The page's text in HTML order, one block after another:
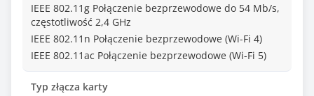
IEEE 802.11g Połączenie bezprzewodowe do 54 Mb/s,
częstotliwość 2,4 GHz
IEEE 802.11n Połączenie bezprzewodowe (Wi-Fi 4)
IEEE 802.11ac Połączenie bezprzewodowe (Wi-Fi 5)
Typ złącza karty